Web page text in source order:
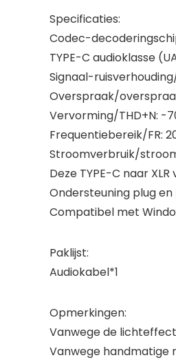
Specificaties:
Codec-
TYPE-C audioklasse
Signaal-
Overspraak/
Vervorming/THD+N: -
Frequentiebereik/FR:
Stroomverbruik/
Deze TYPE-C naar
Ondersteuning plug en
Compatibel met
Paklijst:
Audiokabel*1
Opmerkingen:
Vanwege de
Vanwege handmatige